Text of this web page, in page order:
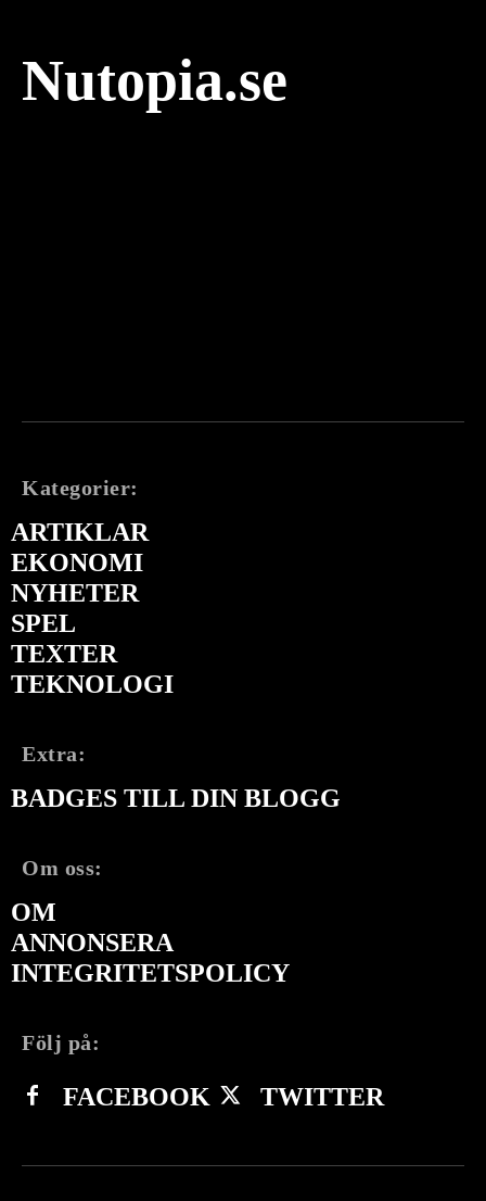
Nutopia.se
Kategorier:
ARTIKLAR
EKONOMI
NYHETER
SPEL
TEXTER
TEKNOLOGI
Extra:
BADGES TILL DIN BLOGG
Om oss:
OM
ANNONSERA
INTEGRITETSPOLICY
Följ på:
FACEBOOK TWITTER